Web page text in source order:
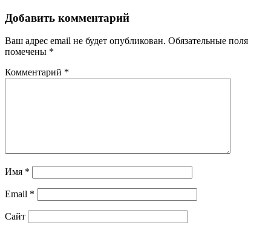
Добавить комментарий
Ваш адрес email не будет опубликован. Обязательные поля
помечены *
Комментарий *
Имя *
Email *
Сайт